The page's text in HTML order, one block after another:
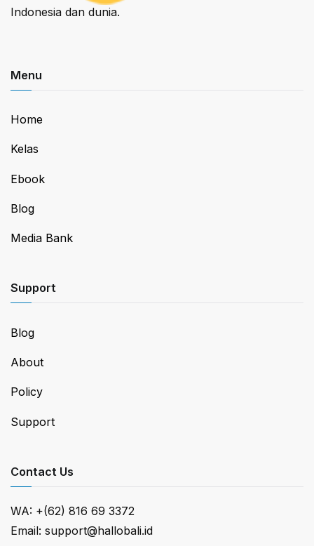
Indonesia dan dunia.
Menu
Home
Kelas
Ebook
Blog
Media Bank
Support
Blog
About
Policy
Support
Contact Us
WA: +(62) 816 69 3372
Email: support@hallobali.id